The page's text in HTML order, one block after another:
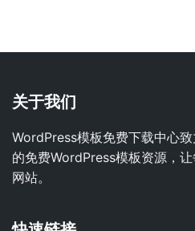
关于我们
WordPress模板免费下载中心
的免费WordPress模板资源，
网站。